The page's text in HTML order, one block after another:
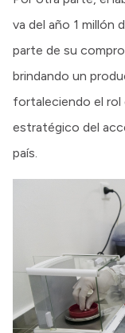
va del año 1 millón
parte de su
brindando un
fortaleciendo el rol
estratégico del
país.